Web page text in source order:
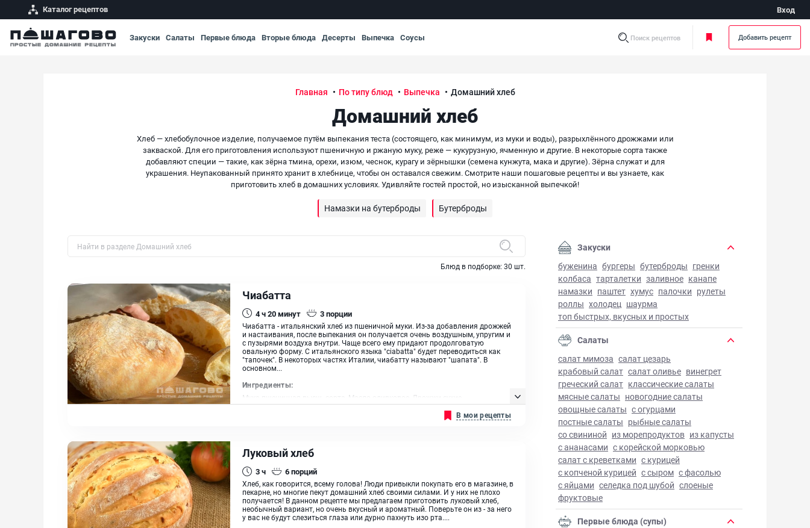
Каталог рецептов Вход
Закуски Салаты Первые блюда Вторые блюда Десерты Выпечка Соусы Поиск рецептов Добавить рецепт
Главная По типу блюд Выпечка Домашний хлеб
Домашний хлеб
Хлеб — хлебобулочное изделие, получаемое путём выпекания теста (состоящего, как минимум, из муки и воды), разрыхлённого дрожжами или
закваской. Для его приготовления используют пшеничную и ржаную муку, реже — кукурузную, ячменную и другие. В некоторые сорта также
добавляют специи — такие, как зёрна тмина, орехи, изюм, чеснок, курагу и зёрнышки (семена кунжута, мака и другие). Зёрна служат и для
украшения. Неупакованный принято хранит в хлебнице, чтобы он оставался свежим. Смотрите наши пошаговые рецепты и вы узнаете, как
приготовить хлеб в домашних условиях. Удивляйте гостей простой, но изысканной выпечкой!
Намазки на бутерброды Бутерброды
Блюд в подборке: 30 шт.
Чиабатта
4 ч 20минут 3порции
Чиабатта - итальянский хлеб из пшеничной муки. Из-за добавления дрожжей
и настаивания, после выпекания он получается очень воздушным, упругим и
с пузырями воздуха внутри. Чаще всего ему придают продолговатую
овальную форму. С итальянского языка "ciabatta" будет переводиться как
"тапочек". В некоторых частях Италии, чиабатту называют "шапата". В
основном...
Ингредиенты:
Мука пшеничная высш. сорта, Масло оливковое, Дрожжи сухие
В мои рецепты
Луковый хлеб
3 ч 6порций
Хлеб, как говорится, всему голова! Люди привыкли покупать его в магазине, в
пекарне, но многие пекут домашний хлеб своими силами. И у них не плохо
получается! В данном рецепте мы предлагаем приготовить луковый хлеб,
необычный вариант, но очень вкусный и ароматный. Поверьте он из - за него
у вас не будут слезиться глаза или дурно пахнуть изо рта....
Закуски
буженина бургеры бутерброды гренки
колбаса тарталетки заливное канапе
намазки паштет хумус палочки рулеты
роллы холодец шаурма
топ быстрых, вкусных и простых
Салаты
салат мимоза салат цезарь
крабовый салат салат оливье винегрет
греческий салат классические салаты
мясные салаты новогодние салаты
овощные салаты с огурцами
постные салаты рыбные салаты
со свининой из морепродуктов из капусты
с ананасами с корейской морковью
салат с креветками с курицей
с копченой курицей с сыром с фасолью
с яйцами селедка под шубой слоеные
фруктовые
Первые блюда (супы)